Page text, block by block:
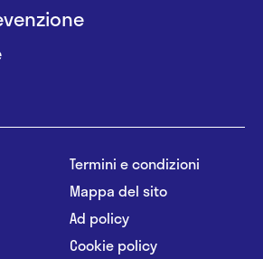
Termini e condizioni
Mappa del sito
Ad policy
Cookie policy